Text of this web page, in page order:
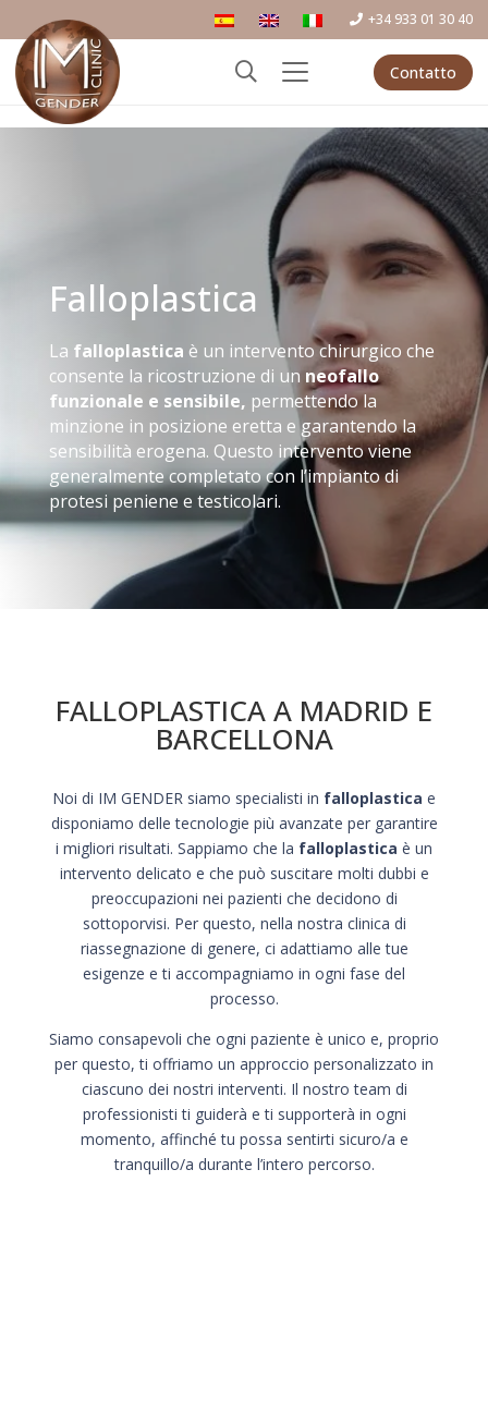
+34 933 01 30 40
Contatto
Falloplastica
La falloplastica è un intervento chirurgico che
consente la ricostruzione di un neofallo
funzionale e sensibile, permettendo la
minzione in posizione eretta e garantendo la
sensibilità erogena. Questo intervento viene
generalmente completato con l’impianto di
protesi peniene e testicolari.
FALLOPLASTICA A MADRID E
BARCELLONA
Noi di IM GENDER siamo specialisti in falloplastica e
disponiamo delle tecnologie più avanzate per garantire
i migliori risultati. Sappiamo che la falloplastica è un
intervento delicato e che può suscitare molti dubbi e
preoccupazioni nei pazienti che decidono di
sottoporvisi. Per questo, nella nostra clinica di
riassegnazione di genere, ci adattiamo alle tue
esigenze e ti accompagniamo in ogni fase del
processo.
Siamo consapevoli che ogni paziente è unico e, proprio
per questo, ti offriamo un approccio personalizzato in
ciascuno dei nostri interventi. Il nostro team di
professionisti ti guiderà e ti supporterà in ogni
momento, affinché tu possa sentirti sicuro/a e
tranquillo/a durante l’intero percorso.